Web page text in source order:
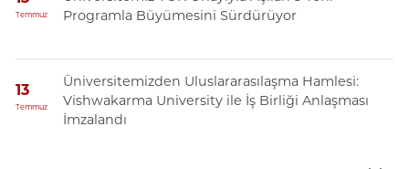
Temmuz
Programla Büyümesini Sürdürüyor
13
Temmuz
Üniversitemizden Uluslararasılaşma Hamlesi:
Vishwakarma University ile İş Birliği Anlaşması
İmzalandı